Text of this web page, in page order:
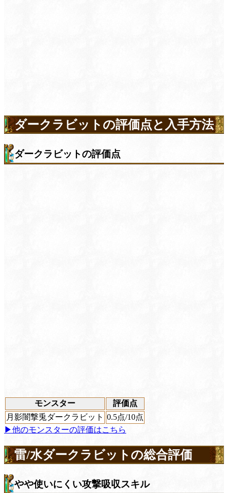
ダークラビットの評価点と入手方法
ダークラビットの評価点
モンスター
評価点
月影闇撃兎ダークラビット 0.5点/10点
▶他のモンスターの評価はこちら
雷/水ダークラビットの総合評価
やや使いにくい攻撃吸収スキル